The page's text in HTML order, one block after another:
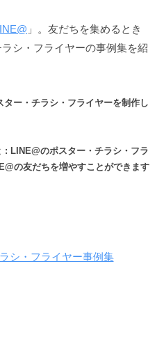
」。友だちを集めるとき
シ・フライヤーの事例集を紹
ー・チラシ・フライヤーを制作し
: LINE@のポスター・チラシ・フラ
の友だちを増やすことができます
シ・フライヤー事例集